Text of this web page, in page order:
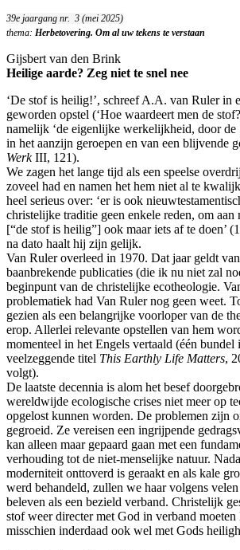
39e jaargang nr. 3 (mei 2025)
thema: Herbetovering. Om al uw tekens te verstaan
Gijsbert van den Brink
Heilige aarde? Zeg niet te snel nee
‘De stof is heilig!’, schreef A.A. van Ruler in
geworden opstel (‘Hoe waardeert men de
namelijk ‘de eigenlijke werkelijkheid, door de
in het aanzijn geroepen en van een blijvende
WerkIII, 121).
We zagen het lange tijd als een speelse
zoveel had en namen het hem niet al te
heel serieus over: ‘er is ook
christelijke traditie geen enkele reden, om
[“de stof is heilig”] ook maar iets af te doen’
na dato haalt hij zijn gelijk.
Van Ruler overleed in 1970. Dat jaar geldt
baanbrekende publicaties (die ik nu niet zal
beginpunt van de christelijke ecotheologie.
problematiek had Van Ruler nog geen weet.
gezien als een belangrijke voorloper van de
erop. Allerlei relevante opstellen van hem
momenteel in het Engels vertaald (één bundel
veelzeggende titel This Earthly Life Matters,
volgt).
De laatste decennia is alom het besef
wereldwijde ecologische crises niet meer op
opgelost kunnen worden. De problemen zijn
gegroeid. Ze vereisen een ingrijpende
kan alleen maar gepaard gaan met een
verhouding tot de niet-menselijke natuur.
moderniteit onttoverd is geraakt en als kale
werd behandeld, zullen we haar volgens
beleven als een bezield verband. Christelijk
stof weer directer met God in verband moeten
misschien inderdaad ook wel met Gods